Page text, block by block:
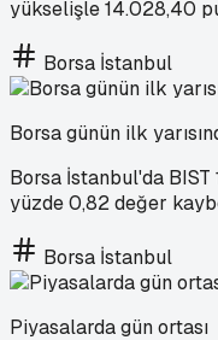
yükselişle 14.028,40
Borsa İstanbul
Borsa günün ilk
Borsa İstanbul'da BIST
yüzde 0,82 değer
Borsa İstanbul
Piyasalarda gün ortası